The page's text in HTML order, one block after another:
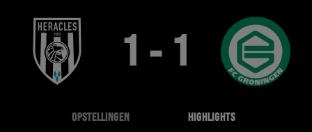
1 - 1
OPSTELLINGEN HIGHLIGHTS